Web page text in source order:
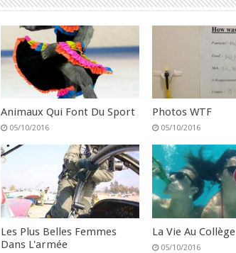
Animaux Qui Font Du Sport
05/10/2016
Photos WTF
05/10/2016
Les Plus Belles Femmes
Dans L'armée
La Vie Au Collège
05/10/2016